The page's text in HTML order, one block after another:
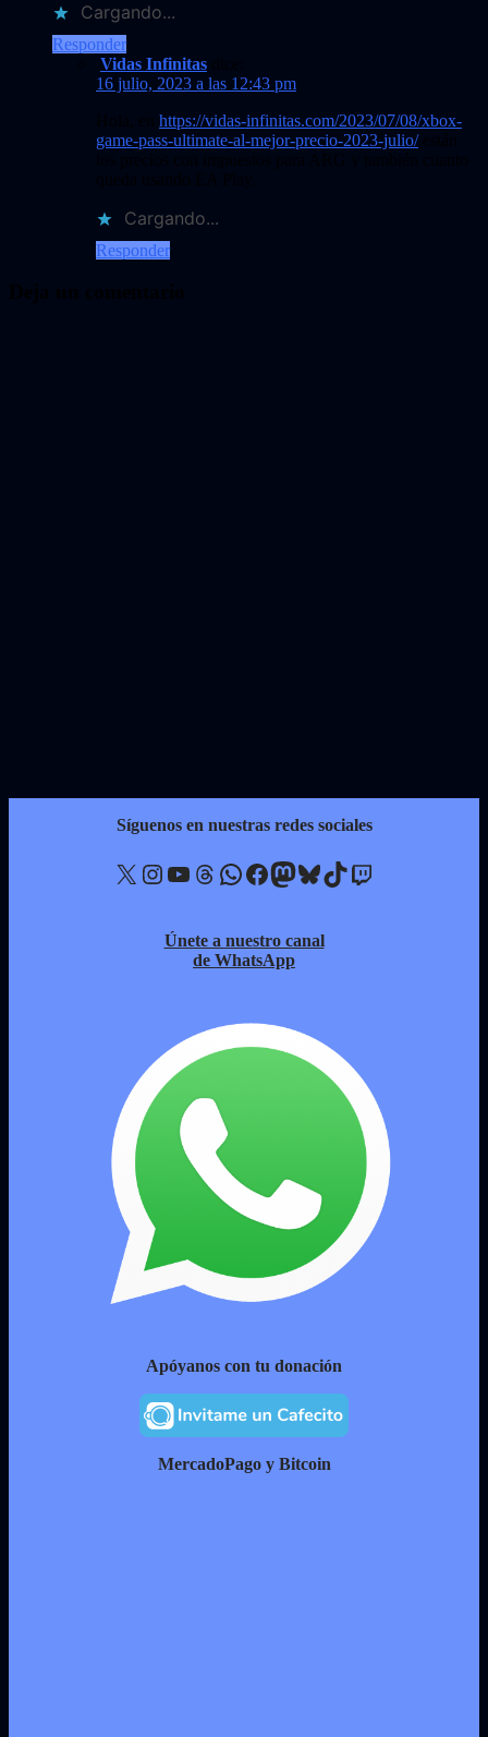
Cargando...
Responder
Vidas Infinitas
16 julio, 2023 a las 12:43 pm
https://vidas-infinitas.com/2023/07/08/xbox-
game-pass-ultimate-al-mejor-precio-2023-julio/están
Cargando...
Responder
Síguenos en nuestras redes sociales
X Instagram YouTube Threads WhatsApp Facebook Mastodon Bluesky TikTok Twitch
Únete a nuestro canal
de WhatsApp
Apóyanos con tu donación
MercadoPago y Bitcoin